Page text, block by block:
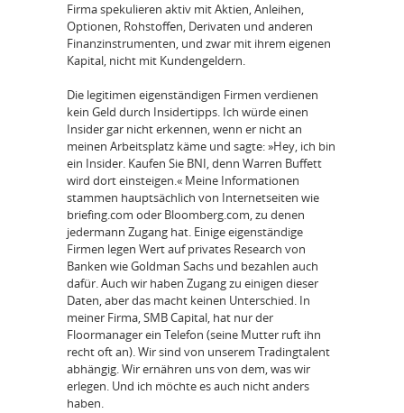
Firma spekulieren aktiv mit Aktien, Anleihen,
Optionen, Rohstoffen, Derivaten und anderen
Finanzinstrumenten, und zwar mit ihrem eigenen
Kapital, nicht mit Kundengeldern.
Die legitimen eigenständigen Firmen verdienen
kein Geld durch Insidertipps. Ich würde einen
Insider gar nicht erkennen, wenn er nicht an
meinen Arbeitsplatz käme und sagte: »Hey, ich bin
ein Insider. Kaufen Sie BNI, denn Warren Buffett
wird dort einsteigen.« Meine Informationen
stammen hauptsächlich von Internetseiten wie
briefing.com oder Bloomberg.com, zu denen
jedermann Zugang hat. Einige eigenständige
Firmen legen Wert auf privates Research von
Banken wie Goldman Sachs und bezahlen auch
dafür. Auch wir haben Zugang zu einigen dieser
Daten, aber das macht keinen Unterschied. In
meiner Firma, SMB Capital, hat nur der
Floormanager ein Telefon (seine Mutter ruft ihn
recht oft an). Wir sind von unserem Tradingtalent
abhängig. Wir ernähren uns von dem, was wir
erlegen. Und ich möchte es auch nicht anders
haben.